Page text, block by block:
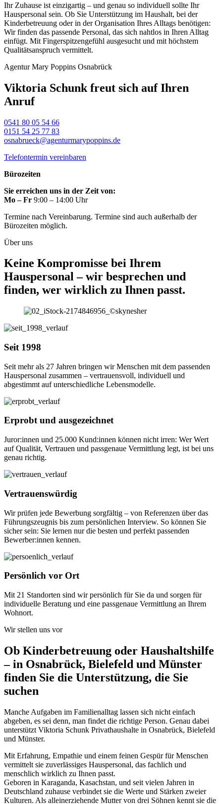
Ihr Zuhause ist einzigartig – und genau so individuell sollte Ihr
Hauspersonal sein. Ob Sie Unterstützung im Haushalt, bei der
Kinderbetreuung oder in der Organisation Ihres Alltags benötigen:
Wir finden das passende Personal, das sich nahtlos in Ihren Alltag
einfügt. Mit Fingerspitzengefühl ausgesucht und mit höchstem
Qualitätsanspruch vermittelt.
Agentur Mary Poppins Osnabrück
Viktoria Schunk freut sich auf Ihren
Anruf
0541 80 05 54 66
0151 54 25 77 83
osnabrueck@agenturmarypoppins.de
Telefontermin vereinbaren
Bürozeiten
Sie erreichen uns in der Zeit von:
Mo – Fr 9:00 – 14:00 Uhr
Termine nach Vereinbarung. Termine sind auch außerhalb der
Bürozeiten möglich.
Über uns
Keine Kompromisse bei Ihrem
Hauspersonal – wir besprechen und
finden, wer wirklich zu Ihnen passt.
Seit 1998
Seit mehr als 27 Jahren bringen wir Menschen mit dem passenden
Hauspersonal zusammen – vertrauensvoll, individuell und
abgestimmt auf unterschiedliche Lebensmodelle.
Erprobt und ausgezeichnet
Juror:innen und 25.000 Kund:innen können nicht irren: Wer Wert
auf Qualität, Vertrauen und passgenaue Vermittlung legt, ist bei uns
genau richtig.
Vertrauenswürdig
Wir prüfen jede Bewerbung sorgfältig – von Referenzen über das
Führungszeugnis bis zum persönlichen Interview. So können Sie
sicher sein: Sie lernen nur die besten und perfekt passenden
Bewerber:innen kennen.
Persönlich vor Ort
Mit 21 Standorten sind wir persönlich für Sie da und sorgen für
individuelle Beratung und eine passgenaue Vermittlung an Ihrem
Wohnort.
Wir stellen uns vor
Ob Kinderbetreuung oder Haushaltshilfe
– in Osnabrück, Bielefeld und Münster
finden Sie die Unterstützung, die Sie
suchen
Manche Aufgaben im Familienalltag lassen sich nicht einfach
abgeben, es sei denn, man findet die richtige Person. Genau dabei
unterstützt Viktoria Schunk Privathaushalte in Osnabrück, Bielefeld
und Münster.
Mit Erfahrung, Empathie und einem feinen Gespür für Menschen
vermittelt sie zuverlässiges Hauspersonal, das fachlich und
menschlich wirklich zu Ihnen passt.
Geboren in Karaganda, Kasachstan, und seit vielen Jahren in
Deutschland zuhause verbindet sie die Werte und Stärken zweier
Kulturen. Als alleinerziehende Mutter von drei Söhnen kennt sie die